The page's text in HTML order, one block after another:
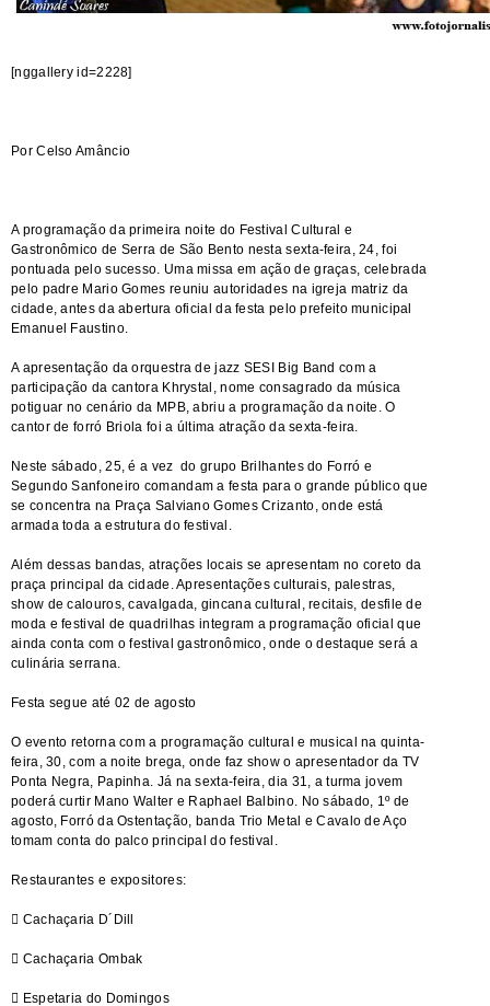
[nggallery id=2228]
Por Celso Amâncio
A programação da primeira noite do Festival Cultural e
Gastronômico de Serra de São Bento nesta sexta-feira, 24, foi
pontuada pelo sucesso. Uma missa em ação de graças, celebrada
pelo padre Mario Gomes reuniu autoridades na igreja matriz da
cidade, antes da abertura oficial da festa pelo prefeito municipal
Emanuel Faustino.
A apresentação da orquestra de jazz SESI Big Band com a
participação da cantora Khrystal, nome consagrado da música
potiguar no cenário da MPB, abriu a programação da noite. O
cantor de forró Briola foi a última atração da sexta-feira.
Neste sábado, 25, é a vez do grupo Brilhantes do Forró e
Segundo Sanfoneiro comandam a festa para o grande público que
se concentra na Praça Salviano Gomes Crizanto, onde está
armada toda a estrutura do festival.
Além dessas bandas, atrações locais se apresentam no coreto da
praça principal da cidade. Apresentações culturais, palestras,
show de calouros, cavalgada, gincana cultural, recitais, desfile de
moda e festival de quadrilhas integram a programação oficial que
ainda conta com o festival gastronômico, onde o destaque será a
culinária serrana.
Festa segue até 02 de agosto
O evento retorna com a programação cultural e musical na quinta-
feira, 30, com a noite brega, onde faz show o apresentador da TV
Ponta Negra, Papinha. Já na sexta-feira, dia 31, a turma jovem
poderá curtir Mano Walter e Raphael Balbino. No sábado, 1º de
agosto, Forró da Ostentação, banda Trio Metal e Cavalo de Aço
tomam conta do palco principal do festival.
Restaurantes e expositores:
 Cachaçaria D´Dill
 Cachaçaria Ombak
 Espetaria do Domingos